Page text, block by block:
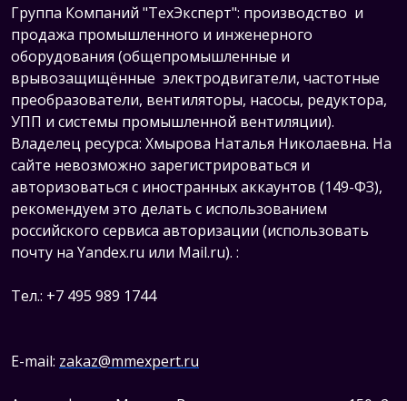
Группа Компаний "ТехЭксперт": производство и
продажа промышленного и инженерного
оборудования (общепромышленные и
врывозащищённые электродвигатели, частотные
преобразователи, вентиляторы, насосы, редуктора,
УПП и системы промышленной вентиляции).
Владелец ресурса: Хмырова Наталья Николаевна. На
сайте невозможно зарегистрироваться и
авторизоваться с иностранных аккаунтов (149-ФЗ),
рекомендуем это делать с использованием
российского сервиса авторизации (использовать
почту на Yandex.ru или Mail.ru). :
Тел.: +7 495 989 1744
E-mail: zakaz@mmexpert.ru